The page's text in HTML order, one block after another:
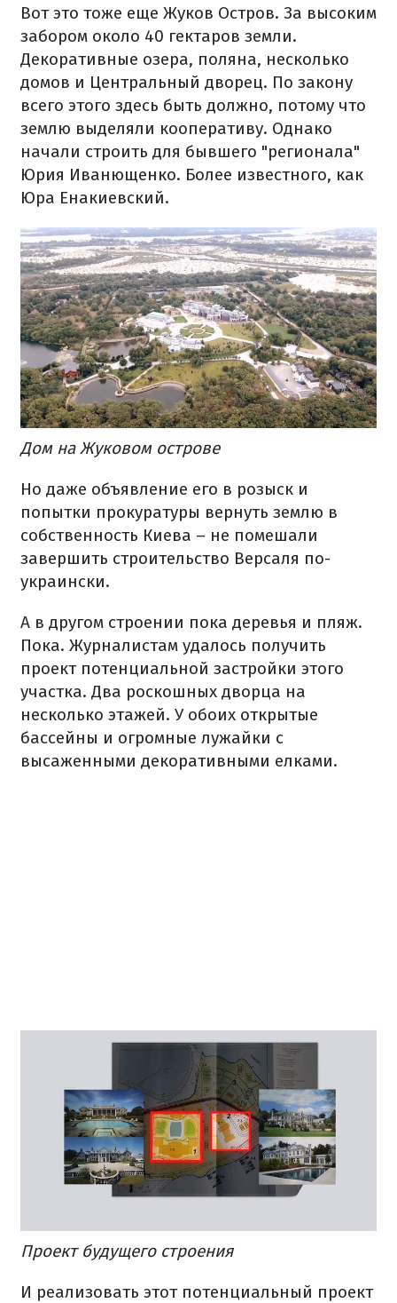
Вот это тоже еще Жуков Остров. За высоким
забором около 40 гектаров земли.
Декоративные озера, поляна, несколько
домов и Центральный дворец. По закону
всего этого здесь быть должно, потому что
землю выделяли кооперативу. Однако
начали строить для бывшего "регионала"
Юрия Иванющенко. Более известного, как
Юра Енакиевский.
Дом на Жуковом острове
Но даже объявление его в розыск и
попытки прокуратуры вернуть землю в
собственность Киева – не помешали
завершить строительство Версаля по-
украински.
А в другом строении пока деревья и пляж.
Пока. Журналистам удалось получить
проект потенциальной застройки этого
участка. Два роскошных дворца на
несколько этажей. У обоих открытые
бассейны и огромные лужайки с
высаженными декоративными елками.
Проект будущего строения
И реализовать этот потенциальный проект